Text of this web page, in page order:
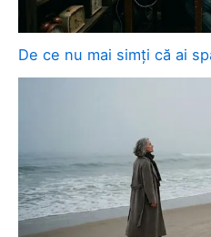
De ce nu mai simți că ai